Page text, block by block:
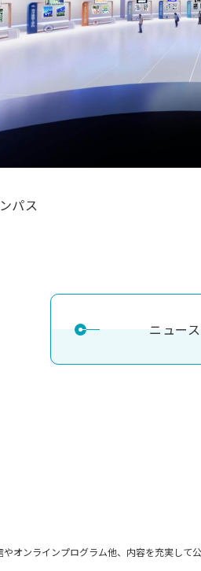
パス
ニュー
オンラインプログラム他、内容を充実して公